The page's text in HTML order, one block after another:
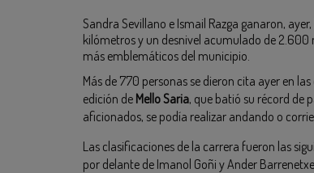
Sandra Sevillano e Ismail Razga ganaron,
kilómetros y un desnivel acumulado de 2.600
más emblemáticos del municipio.
Más de 770 personas se dieron cita ayer en
edición de Mello Saria, que batió su récord de
aficionados, se podía realizar andando o
Las clasificaciones de la carrera fueron las
por delante de Imanol Goñi y Ander